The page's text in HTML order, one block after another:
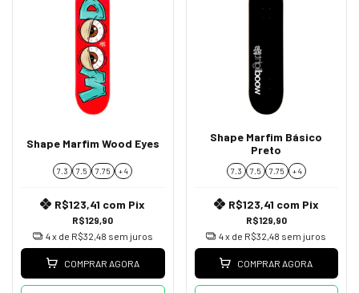
Shape Marfim Wood Eyes
7.3 7.5 7.75 + 4
R$129,90
R$123,41 com Pix
4x de R$32,48 sem juros
COMPRAR AGORA
Shape Marfim Básico
Preto
7.3 7.5 7.75 + 4
R$129,90
R$123,41 com Pix
4x de R$32,48 sem juros
COMPRAR AGORA